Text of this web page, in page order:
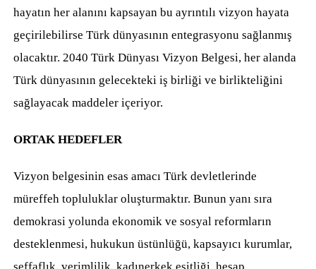
hayatın her alanını kapsayan bu ayrıntılı vizyon hayata
geçirilebilirse Türk dünyasının entegrasyonu sağlanmış
olacaktır. 2040 Türk Dünyası Vizyon Belgesi, her alanda
Türk dünyasının gelecekteki iş birliği ve birlikteliğini
sağlayacak maddeler içeriyor.
ORTAK HEDEFLER
Vizyon belgesinin esas amacı Türk devletlerinde
müreffeh topluluklar oluşturmaktır. Bunun yanı sıra
demokrasi yolunda ekonomik ve sosyal reformların
desteklenmesi, hukukun üstünlüğü, kapsayıcı kurumlar,